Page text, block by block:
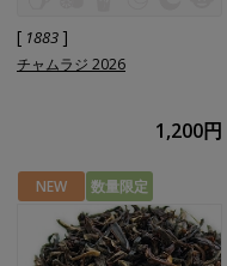
[ 1883 ]
チャムラジ 2026
1,200円
NEW 数量限定